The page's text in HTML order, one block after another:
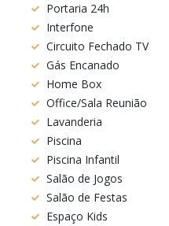
Portaria 24h
Interfone
Circuito Fechado TV
Gás Encanado
Home Box
Office/Sala Reunião
Lavanderia
Piscina
Piscina Infantil
Salão de Jogos
Salão de Festas
Espaço Kids